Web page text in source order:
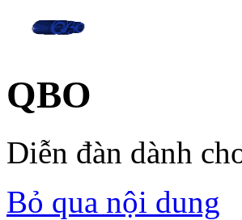
QBO
Diễn đàn dành
Bỏ qua nội dung